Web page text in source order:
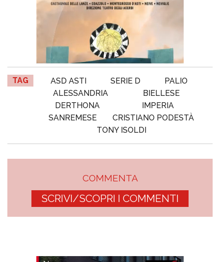
TAG ASD ASTI SERIE D
PALIO
ALESSANDRIA
BIELLESE
DERTHONA
IMPERIA
SANREMESE
CRISTIANO PODESTÀ
TONY ISOLDI
COMMENTA
SCRIVI/SCOPRI I COMMENTI